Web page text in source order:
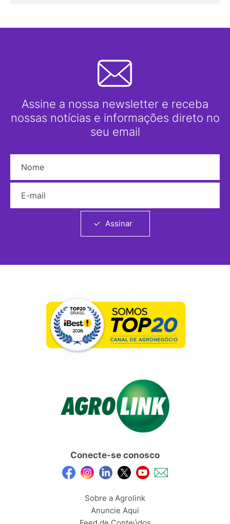
Assine a nossa newsletter e receba
nossas notícias e informações direto no
seu email
Assinar
Conecte-se conosco
Sobre a Agrolink
Anuncie Aqui